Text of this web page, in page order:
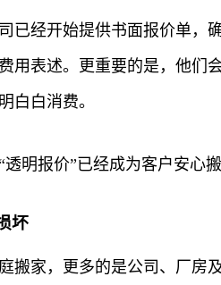
已经开始提供书面报价单，
用表述。更重要的是，他们
白白消费。
明报价”已经成为客户安心搬
坏
搬家，更多的是公司、厂房